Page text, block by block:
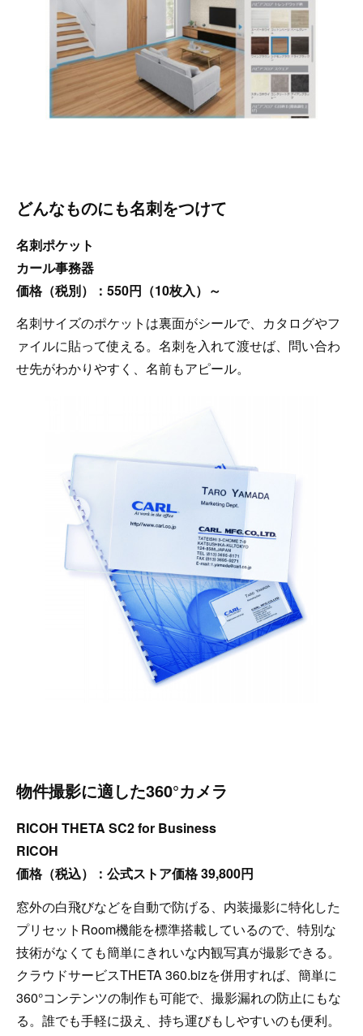
どんなものにも名刺をつけて
名刺ポケット
カール事務器
価格（税別）：550円（10枚入）～
名刺サイズのポケットは裏面がシールで、カタログやフ
ァイルに貼って使える。名刺を入れて渡せば、問い合わ
せ先がわかりやすく、名前もアピール。
物件撮影に適した360°カメラ
RICOH THETA SC2 for Business
RICOH
価格（税込）：公式ストア価格 39,800円
窓外の白飛びなどを自動で防げる、内装撮影に特化した
プリセットRoom機能を標準搭載しているので、特別な
技術がなくても簡単にきれいな内観写真が撮影できる。
クラウドサービスTHETA 360.bizを併用すれば、簡単に
360°コンテンツの制作も可能で、撮影漏れの防止にもな
る。誰でも手軽に扱え、持ち運びもしやすいのも便利。